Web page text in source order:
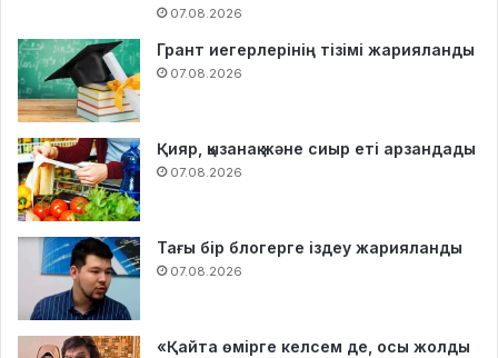
07.08.2026
Грант иегерлерінің тізімі жарияланды
07.08.2026
Қияр, қызанақ және сиыр еті арзандады
07.08.2026
Тағы бір блогерге іздеу жарияланды
07.08.2026
«Қайта өмірге келсем де, осы жолды